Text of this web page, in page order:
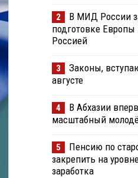
2
В МИД России
подготовке Европы
Россией
3
Законы,
августе
4
В Абхазии
масштабный
5
Пенсию по
закрепить на
заработка